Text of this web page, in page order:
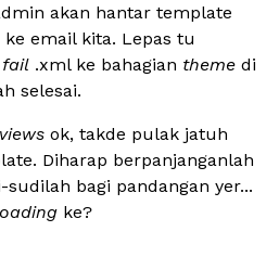
akan hantar template
email kita. Lepas tu
.xml ke bahagian theme di
selesai.
ok, takde pulak jatuh
Diharap berpanjanganlah
sudilah bagi pandangan yer...
ke?